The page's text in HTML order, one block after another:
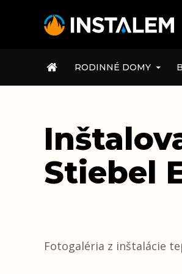
ÚVOD RODINNÉ DOMY
Stiebel
Fotogaléria z inštalácie